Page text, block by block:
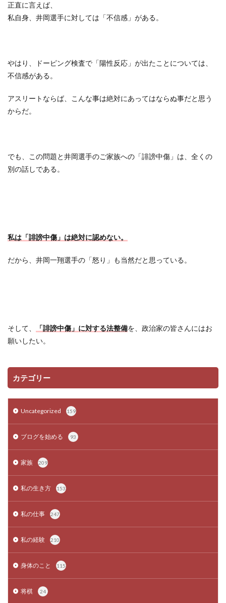
正直に言えば、
私自身、井岡選手に対しては「不信感」がある。
やはり、ドーピング検査で「陽性反応」が出たことについては、
不信感がある。
アスリートならば、こんな事は絶対にあってはならぬ事だと思う
からだ。
でも、この問題と井岡選手のご家族への「誹謗中傷」は、全くの
別の話しである。
私は「誹謗中傷」は絶対に認めない。
だから、井岡一翔選手の「怒り」も当然だと思っている。
そして、 「誹謗中傷」に対する法整備を、政治家の皆さんにはお
願いしたい。
カテゴリー
Uncategorized 159
ブログを始める 93
家族 209
私の生き方 153
私の仕事 247
私の経験 210
身体のこと 115
将棋 24